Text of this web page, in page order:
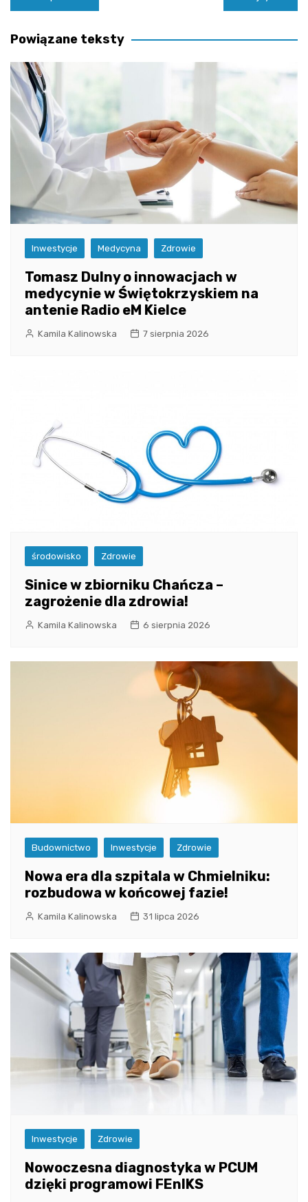
wpisu
Powiązane teksty
Inwestycje Medycyna Zdrowie
Tomasz Dulny o innowacjach w
medycynie w Świętokrzyskiem na
antenie Radio eM Kielce
Kamila Kalinowska 7 sierpnia 2026
środowisko Zdrowie
Sinice w zbiorniku Chańcza –
zagrożenie dla zdrowia!
Kamila Kalinowska 6 sierpnia 2026
Budownictwo Inwestycje Zdrowie
Nowa era dla szpitala w Chmielniku:
rozbudowa w końcowej fazie!
Kamila Kalinowska 31 lipca 2026
Inwestycje Zdrowie
Nowoczesna diagnostyka w PCUM
dzięki programowi FEnIKS